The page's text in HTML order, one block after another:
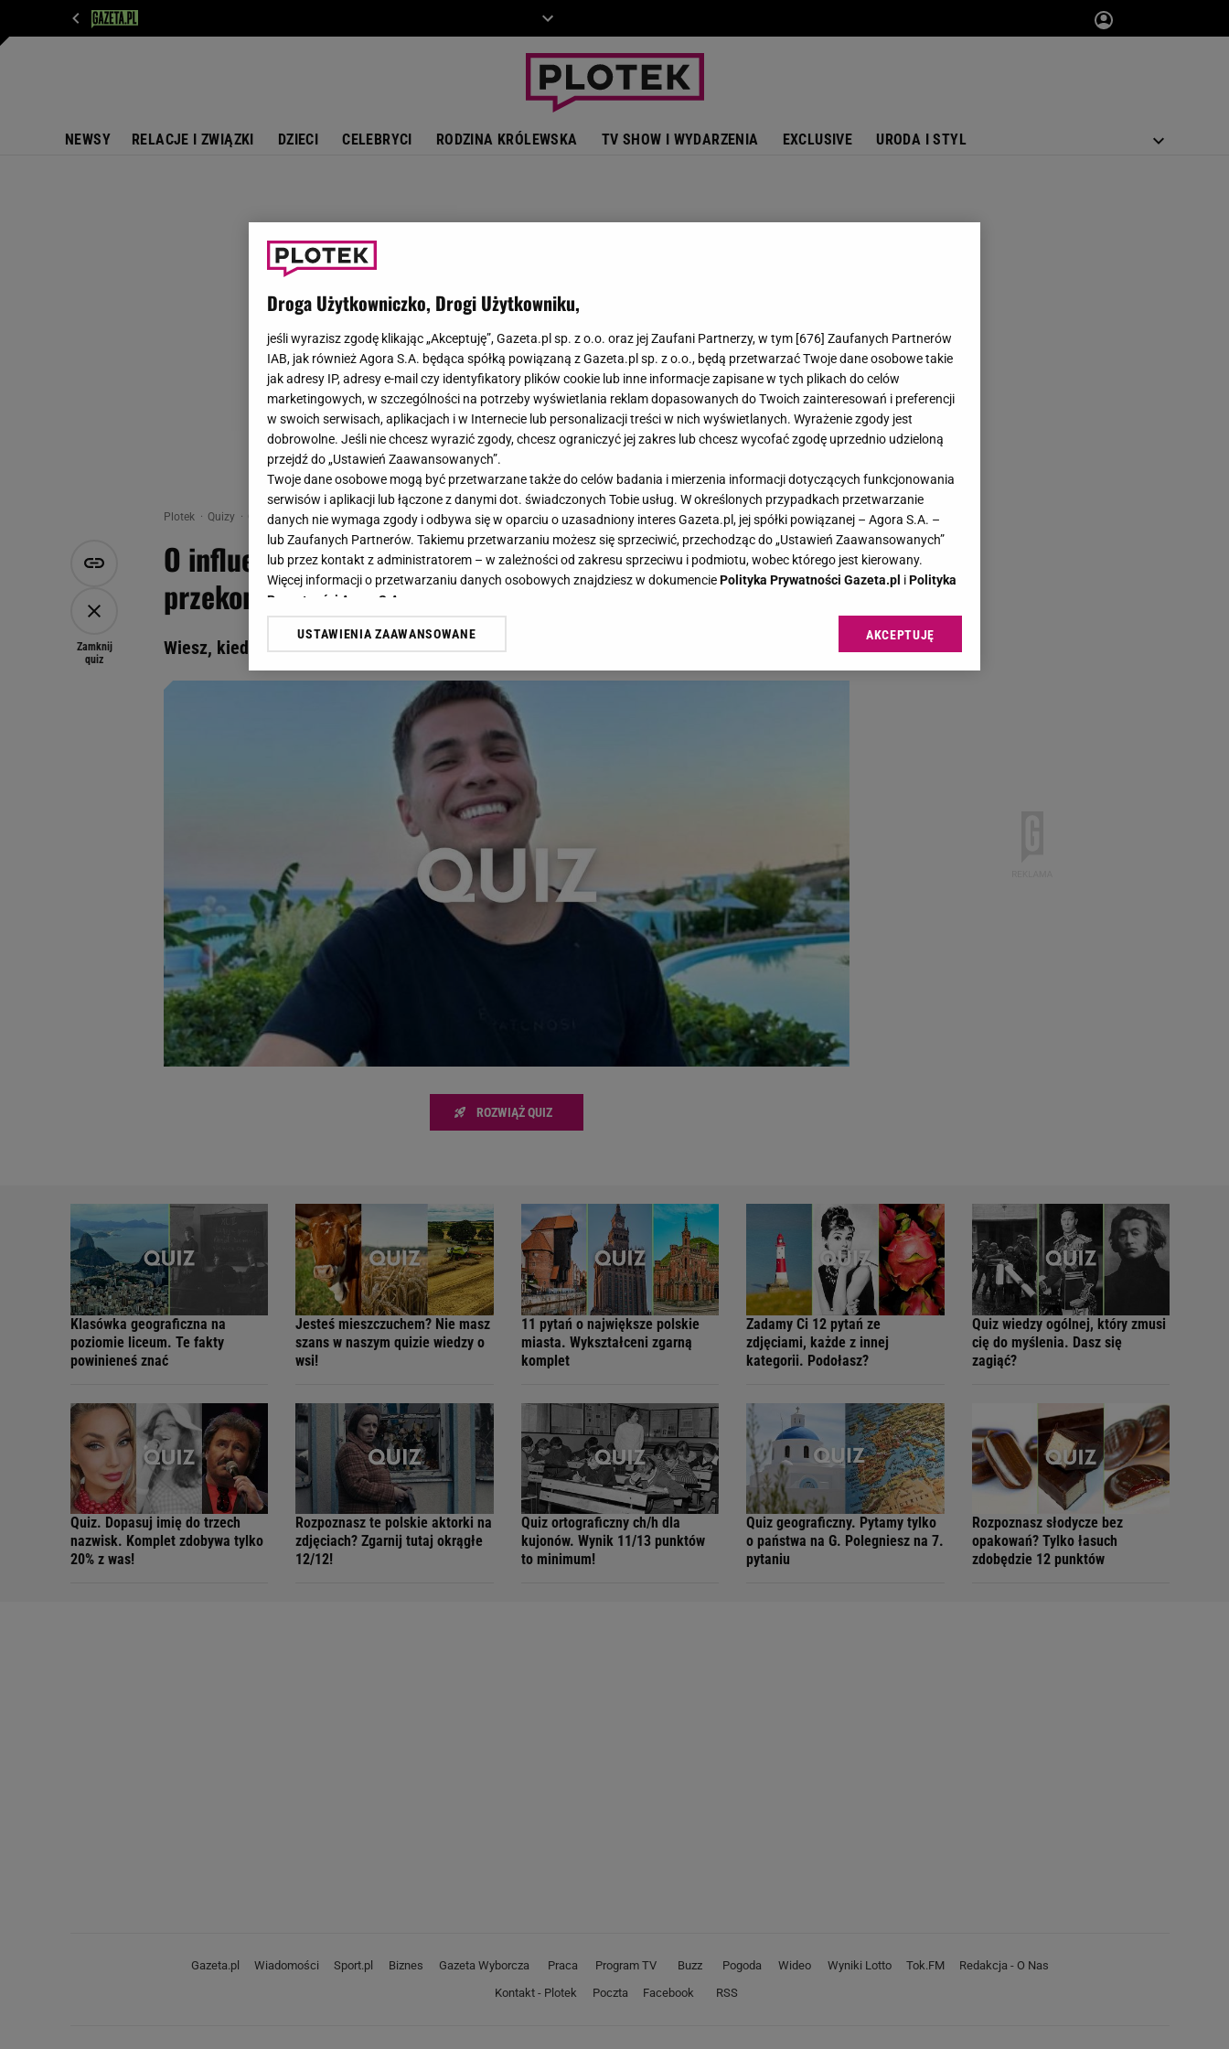
NEWSY RELACJE I ZWIĄZKI DZIECI CELEBRYCI RODZINA KRÓLEWSKA TV SHOW I WYDARZENIA EXCLUSIVE URODA I STYL
Plotek Quizy Quiz - O influencerach wiesz wszystko? Rozwiąż QUIZ i się przekonaj! - Gazeta.pl
Zamknij
quiz
O influencerach wiesz wszystko? Rozwiąż QUIZ i się
przekonaj!
Wiesz, kiedy urodzili się ci influencerzy? Zaraz się okaże!
ROZWIĄŻ QUIZ
Klasówka geograficzna na
poziomie liceum. Te fakty
powinieneś znać
Jesteś mieszczuchem? Nie masz
szans w naszym quizie wiedzy o
wsi!
11 pytań o największe polskie
miasta. Wykształceni zgarną
komplet
Zadamy Ci 12 pytań ze
zdjęciami, każde z innej
kategorii. Podołasz?
Quiz wiedzy ogólnej, który zmusi
cię do myślenia. Dasz się
zagiąć?
Quiz. Dopasuj imię do trzech
nazwisk. Komplet zdobywa tylko
20% z was!
Rozpoznasz te polskie aktorki na
zdjęciach? Zgarnij tutaj okrągłe
12/12!
Quiz ortograficzny ch/h dla
kujonów. Wynik 11/13 punktów
to minimum!
Quiz geograficzny. Pytamy tylko
o państwa na G. Polegniesz na 7.
pytaniu
Rozpoznasz słodycze bez
opakowań? Tylko łasuch
zdobędzie 12 punktów
Gazeta.pl Wiadomości Sport.pl Biznes Gazeta Wyborcza Praca Program TV Buzz Pogoda Wideo Wyniki Lotto Tok.FM
Redakcja - O Nas
Kontakt - Plotek
Poczta Facebook RSS
Droga Użytkowniczko, Drogi Użytkowniku,
jeśli wyrazisz zgodę klikając „Akceptuję”, Gazeta.pl sp. z o.o. oraz jej Zaufani Partnerzy, w tym [676] Zaufanych Partnerów
IAB, jak również Agora S.A. będąca spółką powiązaną z Gazeta.pl sp. z o.o., będą przetwarzać Twoje dane osobowe takie
jak adresy IP, adresy e-mail czy identyfikatory plików cookie lub inne informacje zapisane w tych plikach do celów
marketingowych, w szczególności na potrzeby wyświetlania reklam dopasowanych do Twoich zainteresowań i preferencji
w swoich serwisach, aplikacjach i w Internecie lub personalizacji treści w nich wyświetlanych. Wyrażenie zgody jest
dobrowolne. Jeśli nie chcesz wyrazić zgody, chcesz ograniczyć jej zakres lub chcesz wycofać zgodę uprzednio udzieloną
przejdź do „Ustawień Zaawansowanych”.
Twoje dane osobowe mogą być przetwarzane także do celów badania i mierzenia informacji dotyczących funkcjonowania
serwisów i aplikacji lub łączone z danymi dot. świadczonych Tobie usług. W określonych przypadkach przetwarzanie
danych nie wymaga zgody i odbywa się w oparciu o uzasadniony interes Gazeta.pl, jej spółki powiązanej – Agora S.A. –
lub Zaufanych Partnerów. Takiemu przetwarzaniu możesz się sprzeciwić, przechodząc do „Ustawień Zaawansowanych”
lub przez kontakt z administratorem – w zależności od zakresu sprzeciwu i podmiotu, wobec którego jest kierowany.
Więcej informacji o przetwarzaniu danych osobowych znajdziesz w dokumenciePolityka Prywatności Gazeta.pl iPolityka
Prywatności Agora S.A.
Klikając „Akceptuję” wyrażasz też zgodę na zainstalowanie i przechowywanie plików cookie Gazeta.pl sp. z o.o., jej
dotyczące plików cookie, wywołując narzędzie do zarządzania twoimi preferencjami dot. przetwarzania danych poprzez
odnośnik „Ustawienia prywatności ” w stopce serwisu i przechodząc do „Ustawień Zaawansowanych”. Zmiana ustawień
plików cookie możliwa jest także za pomocą ustawień przeglądarki.
My, nasi Zaufani Partnerzy i Agora S.A. możemy przetwarzać dane osobowe w następujących celach:
Użycie dokładnych danych geolokalizacyjnych. Aktywne skanowanie charakterystyki urządzenia do celów identyfikacji.
Przechowywanie informacji na urządzeniu lub dostęp do nich. Spersonalizowane reklamy i treści, pomiar reklam i treści,
badnie odbiorców i ulepszanie usług.Lista Zaufanych Partnerów
USTAWIENIA ZAAWANSOWANE AKCEPTUJĘ